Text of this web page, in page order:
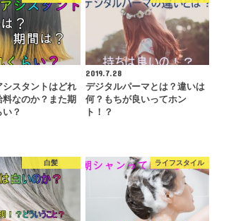
シスタントはどれ
料なのか？また期
い？
2019.7.28
デジタルパーマとは？違いは
何？もちが良いってホン
ト！？
白髪 ライフスタイル